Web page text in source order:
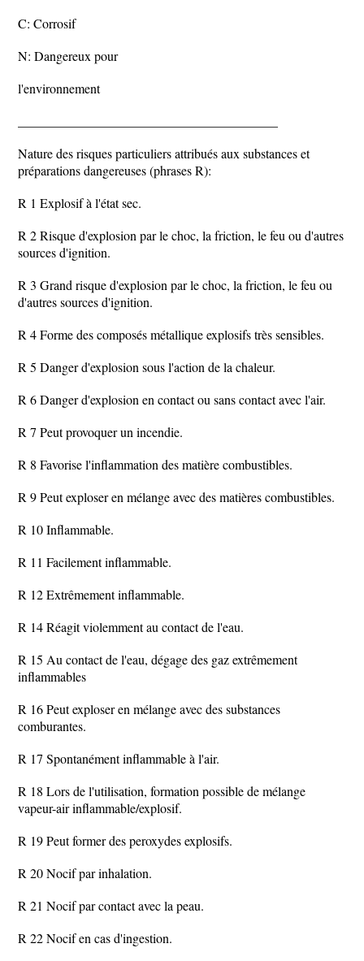
C: Corrosif
N: Dangereux pour
l'environnement
Nature des risques particuliers attribués aux substances et
préparations dangereuses (phrases R):
R 1 Explosif à l'état sec.
R 2 Risque d'explosion par le choc, la friction, le feu ou d'autres
sources d'ignition.
R 3 Grand risque d'explosion par le choc, la friction, le feu ou
d'autres sources d'ignition.
R 4 Forme des composés métallique explosifs très sensibles.
R 5 Danger d'explosion sous l'action de la chaleur.
R 6 Danger d'explosion en contact ou sans contact avec l'air.
R 7 Peut provoquer un incendie.
R 8 Favorise l'inflammation des matière combustibles.
R 9 Peut exploser en mélange avec des matières combustibles.
R 10 Inflammable.
R 11 Facilement inflammable.
R 12 Extrêmement inflammable.
R 14 Réagit violemment au contact de l'eau.
R 15 Au contact de l'eau, dégage des gaz extrêmement
inflammables
R 16 Peut exploser en mélange avec des substances
comburantes.
R 17 Spontanément inflammable à l'air.
R 18 Lors de l'utilisation, formation possible de mélange
vapeur-air inflammable/explosif.
R 19 Peut former des peroxydes explosifs.
R 20 Nocif par inhalation.
R 21 Nocif par contact avec la peau.
R 22 Nocif en cas d'ingestion.